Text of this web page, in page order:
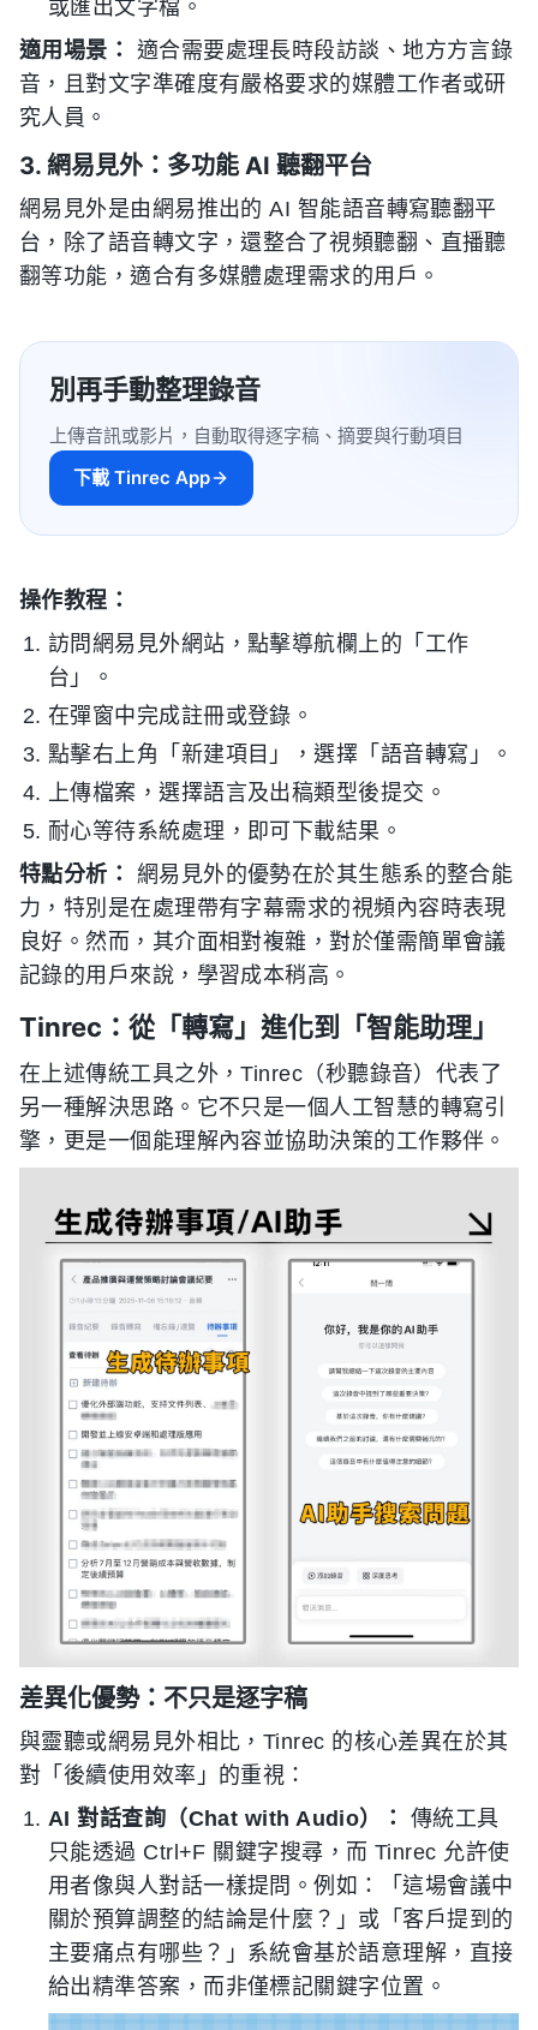
或匯出文字檔。
適用場景：
適合需要處理長時段訪談、地方方言錄
音，且對文字準確度有嚴格要求的媒體工作者或研
究人員。
3. 網易見外：多功能 AI 聽翻平台
網易見外是由網易推出的 AI 智能語音轉寫聽翻平
台，除了語音轉文字，還整合了視頻聽翻、直播聽
翻等功能，適合有多媒體處理需求的用戶。
別再手動整理錄音
上傳音訊或影片，自動取得逐字稿、摘要與行動項目
下載 Tinrec App
操作教程：
訪問網易見外網站，點擊導航欄上的「工作
台」。
在彈窗中完成註冊或登錄。
點擊右上角「新建項目」，選擇「語音轉寫」。
上傳檔案，選擇語言及出稿類型後提交。
耐心等待系統處理，即可下載結果。
特點分析：
網易見外的優勢在於其生態系的整合能
力，特別是在處理帶有字幕需求的視頻內容時表現
良好。然而，其介面相對複雜，對於僅需簡單會議
記錄的用戶來說，學習成本稍高。
Tinrec：從「轉寫」進化到「智能助理」
在上述傳統工具之外，Tinrec（秒聽錄音）代表了
另一種解決思路。它不只是一個人工智慧的轉寫引
擎，更是一個能理解內容並協助決策的工作夥伴。
差異化優勢：不只是逐字稿
與靈聽或網易見外相比，Tinrec 的核心差異在於其
對「後續使用效率」的重視：
AI 對話查詢（Chat with Audio）：
傳統工具
只能透過 Ctrl+F 關鍵字搜尋，而 Tinrec 允許使
用者像與人對話一樣提問。例如：「這場會議中
關於預算調整的結論是什麼？」或「客戶提到的
主要痛点有哪些？」系統會基於語意理解，直接
給出精準答案，而非僅標記關鍵字位置。